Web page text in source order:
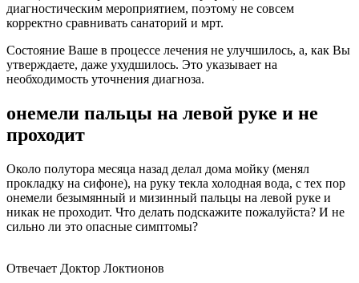
диагностическим мероприятием, поэтому не совсем
корректно сравнивать санаторий и мрт.
Состояние Ваше в процессе лечения не улучшилось, а, как Вы
утверждаете, даже ухудшилось. Это указывает на
необходимость уточнения диагноза.
онемели пальцы на левой руке и не
проходит
Около полутора месяца назад делал дома мойку (менял
прокладку на сифоне), на руку текла холодная вода, с тех пор
онемели безымянный и мизинный пальцы на левой руке и
никак не проходит. Что делать подскажите пожалуйста? И не
сильно ли это опасные симптомы?
Отвечает Доктор Локтионов